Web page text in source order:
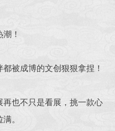
！
被成博的文创狠狠拿捏！
也不只是看展，挑一款心
。